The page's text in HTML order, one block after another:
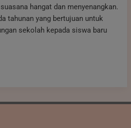
hangat dan menyenangkan.
tahunan yang bertujuan untuk
sekolah kepada siswa baru